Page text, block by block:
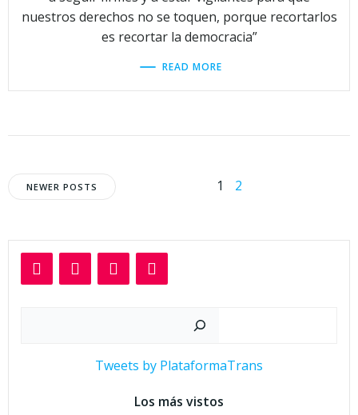
nuestros derechos no se toquen, porque recortarlos
es recortar la democracia”
READ MORE
Navegación
por
las
NEWER POSTS
Navegación
por
las
entradas
Página
1 Página
2
Tweets by PlataformaTrans
Los más vistos